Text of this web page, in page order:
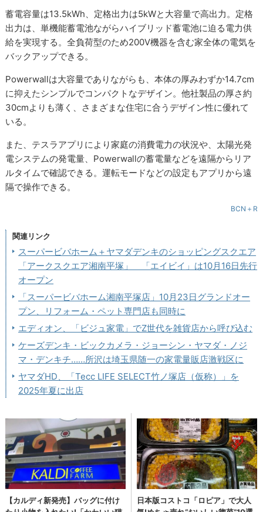
蓄電容量は13.5kWh、定格出力は5kWと大容量で高出力。定格
出力は、単機能蓄電池ながらハイブリッド蓄電池に迫る電力供
給を実現する。全負荷型のため200V機器を含む家全体の電気を
バックアップできる。
Powerwallは大容量でありながらも、本体の厚みわずか14.7cm
に抑えたシンプルでコンパクトなデザイン。他社製品の厚さ約
30cmよりも薄く、さまざまな住宅に合うデザイン性に優れて
いる。
また、テスラアプリにより家庭の消費電力の状況や、太陽光発
電システムの発電量、Powerwallの蓄電量などを遠隔からリア
ルタイムで確認できる。運転モードなどの設定もアプリから遠
隔で操作できる。
BCN＋R
関連リンク
スーパービバホーム＋ヤマダデンキのショッピングスクエア
「アークスクエア湘南平塚」 「エイビイ」は10月16日先行
オープン
「スーパービバホーム湘南平塚店」10月23日グランドオー
プン、リフォーム・ペット専門店も同時に
エディオン、「ビジュ家電」でZ世代を雑貨店から呼び込む
ケーズデンキ・ビックカメラ・ジョーシン・ヤマダ・ノジ
マ・デンキチ……所沢は埼玉県随一の家電量販店激戦区に
ヤマダHD、「Tecc LIFE SELECT竹ノ塚店（仮称）」を
2025年夏に出店